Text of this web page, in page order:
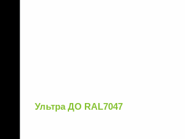
Ультра ДО RAL7047